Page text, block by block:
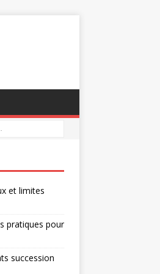
et limites
pratiques pour
succession